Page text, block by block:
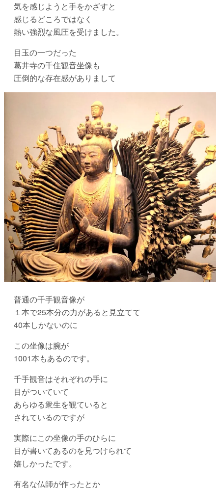
気を感じようと手をかざすと
感じるどころではなく
熱い強烈な風圧を受けました。
目玉の一つだった
葛井寺の千住観音坐像も
圧倒的な存在感がありまして
普通の千手観音像が
１本で25本分の力があると見立てて
40本しかないのに
この坐像は腕が
1001本もあるのです。
千手観音はそれぞれの手に
目がついていて
あらゆる衆生を観ていると
されているのですが
実際にこの坐像の手のひらに
目が書いてあるのを見つけられて
嬉しかったです。
有名な仏師が作ったとか